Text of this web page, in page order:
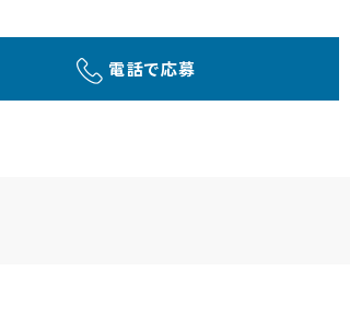
電話で応募